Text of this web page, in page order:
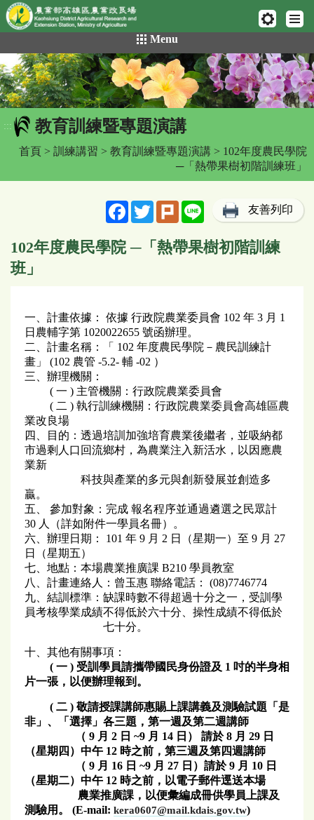
網頁置頂
到
主
要
內
容
區
Menu
::: 教育訓練暨專題演講
首頁 > 訓練講習 > 教育訓練暨專題演講 > 102年度農民學院
─「熱帶果樹初階訓練班」
FacebookTwitterPlurk Line 友善列印
102年度農民學院 ─「熱帶果樹初階訓練
班」
一、計畫依據： 依據 行政院農業委員會 102 年 3 月 1
日農輔字第 1020022655 號函辦理。
二、計畫名稱：「 102 年度農民學院－農民訓練計
畫」 (102 農管 -5.2- 輔 -02 ）
三、辦理機關：
( 一 ) 主管機關：行政院農業委員會
( 二 ) 執行訓練機關：行政院農業委員會高雄區農
業改良場
四、目的：透過培訓加強培育農業後繼者，並吸納都
市過剩人口回流鄉村，為農業注入新活水，以因應農
業新
科技與產業的多元與創新發展並創造多
贏。
五、 參加對象：完成 報名程序並通過遴選之民眾計
30 人（詳如附件一學員名冊）。
六、辦理日期： 101 年 9 月 2 日（星期一）至 9 月 27
日（星期五）
七、地點：本場農業推廣課 B210 學員教室
八、計畫連絡人：曾玉惠 聯絡電話： (08)7746774
九、結訓標準：缺課時數不得超過十分之一，受訓學
員考核學業成績不得低於六十分、操性成績不得低於
七十分。
十、其他有關事項：
( 一 ) 受訓學員請攜帶國民身份證及 1 吋的半身相
片一張，以便辦理報到。
( 二 ) 敬請授課講師惠賜上課講義及測驗試題「是
非」、「選擇」各三題，第一週及第二週講師
（ 9 月 2 日 ~9 月 14 日） 請於8 月 29 日
（星期四）中午 12 時之前，第三週及第四週講師
（ 9 月 16 日 ~9 月 27 日）請於9 月 10 日
（星期二）中午 12 時之前，以電子郵件逕送本場
農業推廣課，以便彙編成冊供學員上課及
測驗用。 (E-mail: kera0607@mail.kdais.gov.tw)